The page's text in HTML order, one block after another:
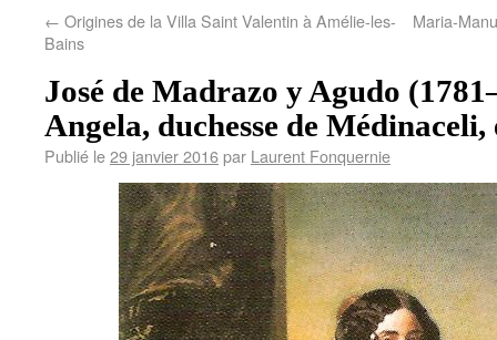
← Origines de la Villa Saint Valentin à Amélie-les-
Bains
Maria-
José de Madrazo y Agudo
Angela, duchesse de Médinaceli,
Publié le29 janvier 2016par Laurent Fonquernie